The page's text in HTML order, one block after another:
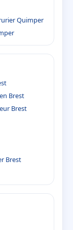
Quimper
Brest
Brest
Brest